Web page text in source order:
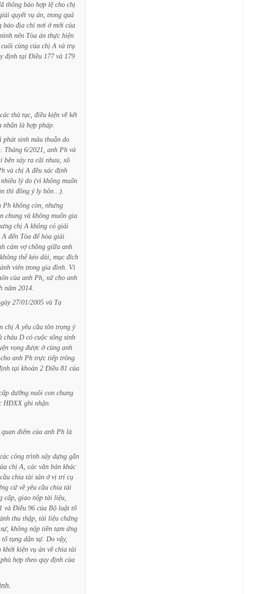
thông báo hợp lệ cho chị
quyết vụ án, trong quá
báo địa chỉ nơi ở mới của
nên Tòa án thực hiện
cuối cùng của chị A và trụ
định tại Điều 177 và 179
các thủ tục, điều kiện về kết
nhân là hợp pháp.
phát sinh mâu thuẫn do
Tháng 6/2021, anh Ph và
bên xảy ra cãi nhau, xô
và chị A đều xác định
nhiều lý do (vì không muốn
thì đồng ý ly hôn...).
Ph không còn, nhưng
chung và không muốn gia
chị A không có giải
A đến Tòa để hòa giải
cảm vợ chồng giữa anh
không thể kéo dài, mục đích
viên trong gia đình. Vì
của anh Ph, xử cho anh
năm 2014.
27/01/2005 và Tạ
chị A yêu cầu tôn trọng ý
cháu D có cuộc sống sinh
vọng được ở cùng anh
cho anh Ph trực tiếp trông
tại khoản 2 Điều 81 của
dưỡng nuôi con chung
HĐXX ghi nhận.
quan điểm của anh Ph là
các công trình xây dựng gắn
chị A, các văn bản khác
cầu chia tài sản ở vị trí cụ
cứ về yêu cầu chia tài
cấp, giao nộp tài liệu,
và Điều 96 của Bộ luật tố
thu thập, tài liệu chứng
sự, không nộp tiền tạm ứng
tố tụng dân sự. Do vậy,
khởi kiện vụ án về chia tài
phù hợp theo quy định của